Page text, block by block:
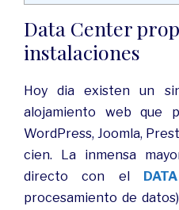
Data Center
instalaciones
Hoy dia existen un
alojamiento web que
WordPress, Joomla,
cien. La inmensa
directo con el
procesamiento de